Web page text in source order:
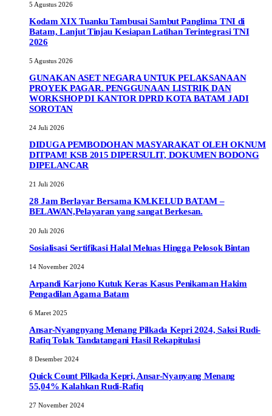
5 Agustus 2026
Kodam XIX Tuanku Tambusai Sambut Panglima TNI di
Batam, Lanjut Tinjau Kesiapan Latihan Terintegrasi TNI
2026
5 Agustus 2026
GUNAKAN ASET NEGARA UNTUK PELAKSANAAN
PROYEK PAGAR. PENGGUNAAN LISTRIK DAN
WORKSHOP DI KANTOR DPRD KOTA BATAM JADI
SOROTAN
24 Juli 2026
DIDUGA PEMBODOHAN MASYARAKAT OLEH OKNUM
DITPAM! KSB 2015 DIPERSULIT, DOKUMEN BODONG
DIPELANCAR
21 Juli 2026
28 Jam Berlayar Bersama KM.KELUD BATAM –
BELAWAN,Pelayaran yang sangat Berkesan.
20 Juli 2026
Sosialisasi Sertifikasi Halal Meluas Hingga Pelosok Bintan
14 November 2024
Arpandi Karjono Kutuk Keras Kasus Penikaman Hakim
Pengadilan Agama Batam
6 Maret 2025
Ansar-Nyangnyang Menang Pilkada Kepri 2024, Saksi Rudi-
Rafiq Tolak Tandatangani Hasil Rekapitulasi
8 Desember 2024
Quick Count Pilkada Kepri, Ansar-Nyanyang Menang
55,04% Kalahkan Rudi-Rafiq
27 November 2024